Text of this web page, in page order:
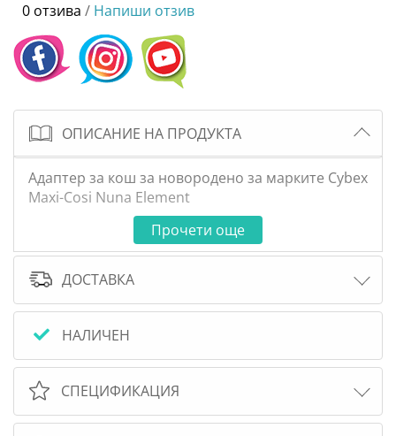
0 отзива / Напиши отзив
ОПИСАНИЕ НА ПРОДУКТА
Адаптер за кош за новородено за марките Cybex
Maxi-Cosi Nuna Element
Прочети още
ДОСТАВКА
НАЛИЧЕН
СПЕЦИФИКАЦИЯ